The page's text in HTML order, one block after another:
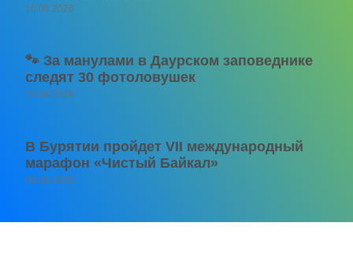
10.08.2026
🐾 За манулами в Даурском заповеднике
следят 30 фотоловушек
10.08.2026
В Бурятии пройдет VII международный
марафон «Чистый Байкал»
08.08.2026